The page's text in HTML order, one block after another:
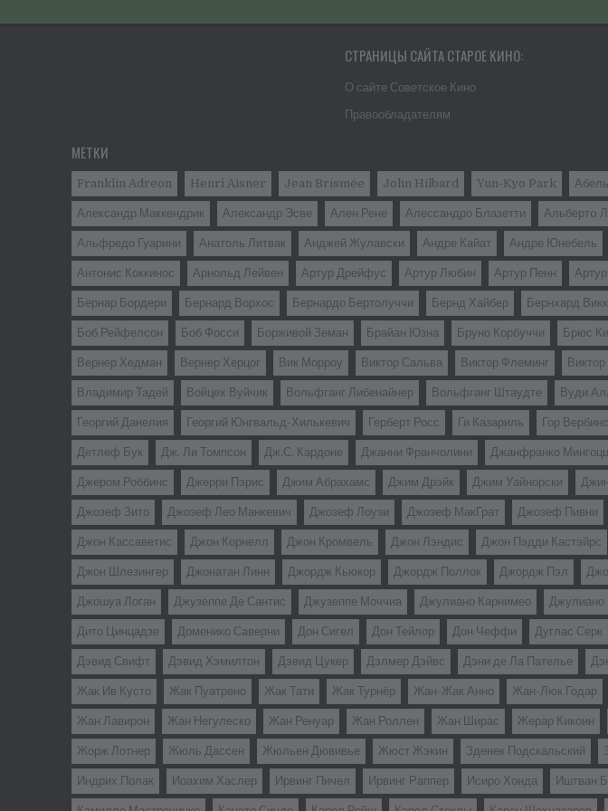
СТРАНИЦЫ САЙТА СТАРОЕ КИНО:
О сайте Советское Кино
Правообладателям
МЕТКИ
Franklin Adreon Henri Aisner Jean Brismée John Hilbard Yun-Kyo Park
Александр Маккендрик Александр Эсве Ален Рене Алессандро Блазетти Альбертo
Альфредо Гуарини Анатоль Литвак Анджей Жулавски Андре Кайат Андре Юнебель
Антонис Коккинос Арнольд Лейвен Артур Дрейфус Артур Любин Артур Пенн
Бернар Бордери Бернард Ворхос Бернардо Бертолуччи Бернд Хайбер Бернхард
Боб Рейфелсон Боб Фосси Борживой Земан Брайан Юзна Бруно Корбуччи Брюс
Вернер Хедман Вернер Херцог Вик Морроу Виктор Сальва Виктор Флеминг
Владимир Тадей Войцех Вуйчик Вольфганг Либенайнер Вольфганг Штаудте Вуди
Георгий Данелия Георгий Юнгвальд-Хилькевич Герберт Росс Ги Казариль Гор
Детлеф Бук Дж. Ли Томпсон Дж.С. Кардоне Джанни Франчолини Джанфранко
Джером Роббинс Джерри Пэрис Джим Абрахамс Джим Дрэйк Джим Уайнорски
Джозеф Зито Джозеф Лео Манкевич Джозеф Лоузи Джозеф МакГрат Джозеф Пивни
Джон Кассаветис Джон Корнелл Джон Кромвель Джон Лэндис Джон Пэдди Кастэйрс
Джон Шлезингер Джонатан Линн Джордж Кьюкор Джордж Поллок Джордж Пэл
Джошуа Логан Джузеппе Де Сантис Джузеппе Моччиа Джулиано Карнимео Джулиано
Дито Цинцадзе Доменико Саверни Дон Сигел Дон Тейлор Дон Чеффи Дуглас Серк
Дэвид Свифт Дэвид Хэмилтон Дэвид Цукер Дэлмер Дэйвс Дэни де Ла Пателье
Жак Ив Кусто Жак Пуатрено Жак Тати Жак Турнёр Жан-Жак Анно Жан-Люк Годар
Жан Лавирон Жан Негулеско Жан Ренуар Жан Роллен Жан Ширас Жерар Кикоин
Жорж Лотнер Жюль Дассен Жюльен Дювивье Жюст Жэкин Зденек Подскальский
Индрих Полак Иоахим Хаслер Ирвинг Пичел Ирвинг Раппер Исиро Хонда Иштван